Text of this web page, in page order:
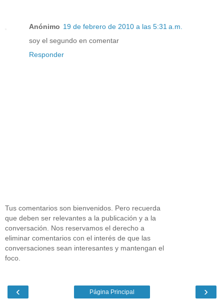
Anónimo 19 de febrero de 2010 a las 5:31 a.m.
soy el segundo en comentar
Responder
Tus comentarios son bienvenidos. Pero recuerda
que deben ser relevantes a la publicación y a la
conversación. Nos reservamos el derecho a
eliminar comentarios con el interés de que las
conversaciones sean interesantes y mantengan el
foco.
‹ ›
Página Principal